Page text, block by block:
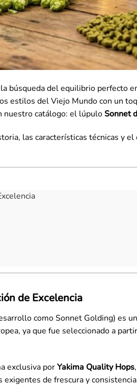
búsqueda del equilibrio perfecto
estilos del Viejo Mundo con un
nuestro catálogo: el lúpulo Sonnet
las características técnicas y
de Excelencia
como Sonnet Golding) es
ya que fue seleccionado a
exclusiva porYakima Quality Hops
de frescura y